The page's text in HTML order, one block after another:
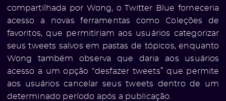
compartilhada por Wong, o Twitter Blue forneceria
acesso a novas ferramentas como Coleções de
favoritos, que permitiriam aos usuários categorizar
seus tweets salvos em pastas de tópicos, enquanto
Wong também observa que daria aos usuários
acesso a um opção “desfazer tweets” que permite
aos usuários cancelar seus tweets dentro de um
determinado período após a publicação.